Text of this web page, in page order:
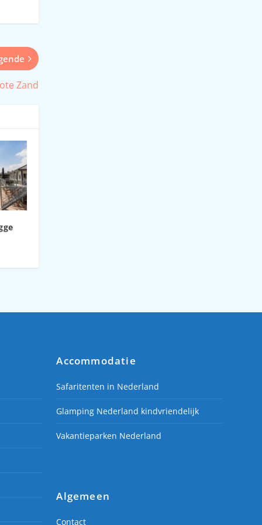
Zand
Accommodatie
Safaritenten in Nederland
Glamping Nederland kindvriendelijk
Vakantieparken Nederland
Algemeen
Contact